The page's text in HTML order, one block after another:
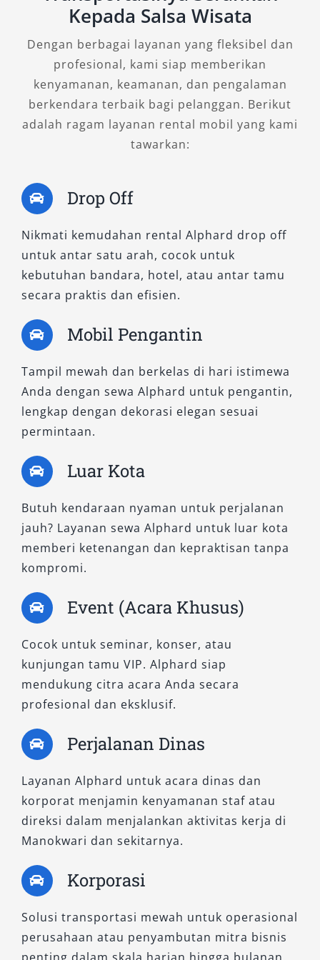
karena menggabungkan kenyamanan interior
luas, desain mewah, serta konsumsi bahan
bakar yang efisien. Ideal untuk perjalanan
bisnis jarak jauh maupun antar jemput tamu
VIP.
2. New Alphard 2.5 Hybrid G CVT
Tipe ini mengusung performa hybrid serupa,
putih solid atau hitam non-metalik,
menjadikannya lebih ekonomis tanpa
mengorbankan kenyamanan. Fitur seperti
captain seat, ambient light, dan sistem
keamanan Toyota Safety Sense tetap tersedia,
menjadikannya pilihan cerdas bagi Anda yang
lebih efisien.
3. New Alphard 2.5 X CVT
(Premium Color)
Menawarkan perpaduan efisiensi dan
Alphard untuk keluarga yang mengutamakan
ruang luas dengan desain elegan. Dilengkapi
audio sistem terbaru dan kontrol iklim digital
tiga zona, kendaraan ini sangat optimal untuk
kapasitas Alphard hingga 7 penumpang. Cocok
digunakan dalam city tour Manokwari maupun
perjalanan antar kota dengan suasana tenang
dan eksklusif.
4. New Alphard 2.5 G CVT (Non-
Premium Color)
Tipe G Non-Premium menghadirkan desain
eksterior dinamis dengan kenyamanan kabin
menawan. Fitur mewah seperti tirai elektrik
dan kursi baris kedua reclining tersedia. Unit
ini ideal untuk pengguna yang membutuhkan
tetap praktis, baik untuk penggunaan harian,
antar jemput bandara, maupun lepas kunci
saat digunakan sendiri.
5. Alphard 2.5L X CVT
Kepada Salsa Wisata
Dengan berbagai layanan yang fleksibel dan
profesional, kami siap memberikan
kenyamanan, keamanan, dan pengalaman
berkendara terbaik bagi pelanggan. Berikut
adalah ragam layanan rental mobil yang kami
tawarkan:
Drop Off
Nikmati kemudahan rental Alphard drop off
untuk antar satu arah, cocok untuk
kebutuhan bandara, hotel, atau antar tamu
secara praktis dan efisien.
Mobil Pengantin
Tampil mewah dan berkelas di hari istimewa
Anda dengan sewa Alphard untuk pengantin,
lengkap dengan dekorasi elegan sesuai
permintaan.
Luar Kota
Butuh kendaraan nyaman untuk perjalanan
jauh? Layanan sewa Alphard untuk luar kota
memberi ketenangan dan kepraktisan tanpa
kompromi.
Event (Acara Khusus)
Cocok untuk seminar, konser, atau
kunjungan tamu VIP. Alphard siap
mendukung citra acara Anda secara
profesional dan eksklusif.
Perjalanan Dinas
Layanan Alphard untuk acara dinas dan
korporat menjamin kenyamanan staf atau
direksi dalam menjalankan aktivitas kerja di
Manokwari dan sekitarnya.
Korporasi
Solusi transportasi mewah untuk operasional
perusahaan atau penyambutan mitra bisnis